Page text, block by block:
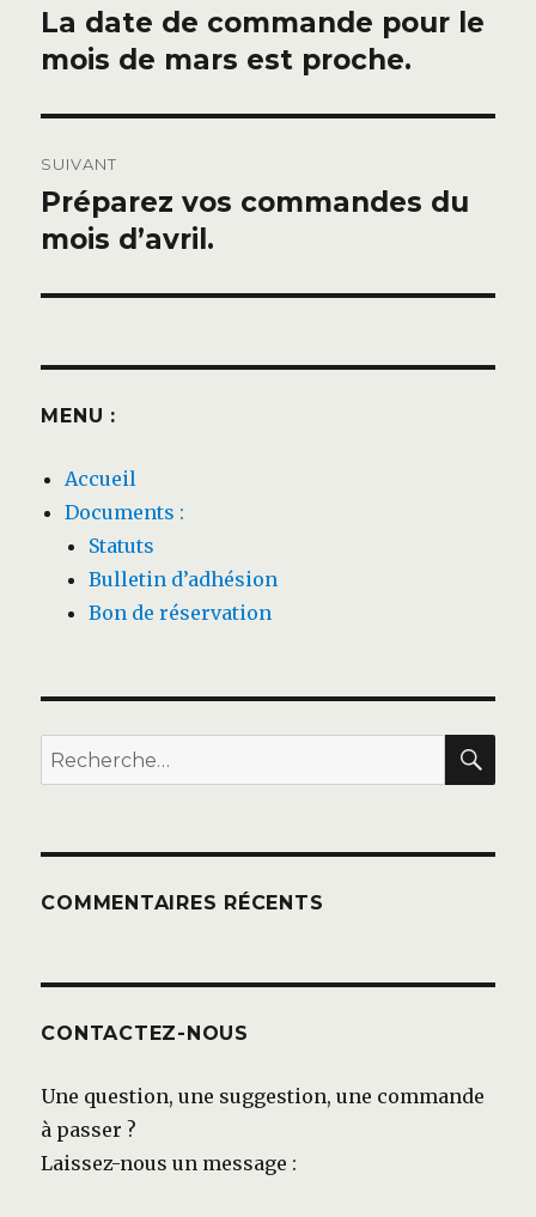
de
l’article
Publication
précédente :
La date de commande pour le
mois de mars est proche.
SUIVANT
Publication
suivante :
Préparez vos commandes du
mois d’avril.
MENU :
Accueil
Documents :
Statuts
Bulletin d’adhésion
Bon de réservation
Recherche
pour :
COMMENTAIRES RÉCENTS
CONTACTEZ-NOUS
Une question, une suggestion, une commande
à passer ?
Laissez-nous un message :